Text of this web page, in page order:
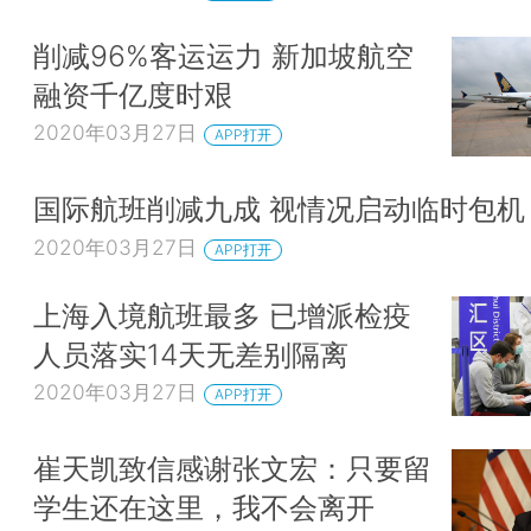
削减96%客运运力 新加坡航空
融资千亿度时艰
2020年03月27日 APP打开
国际航班削减九成 视情况启动临时包
2020年03月27日 APP打开
上海入境航班最多 已增派检疫
人员落实14天无差别隔离
2020年03月27日 APP打开
崔天凯致信感谢张文宏：只要留
学生还在这里，我不会离开